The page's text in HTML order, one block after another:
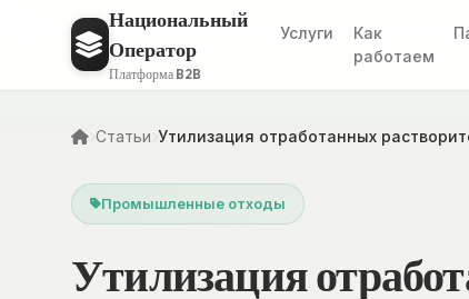
Национальный
Оператор
Платформа B2B
Услуги
Как
работаем
Статьи Утилизация отработанных
Промышленные отходы
Утилизация